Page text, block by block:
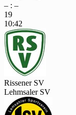
– : –
19
10:42
Rissener SV
Lehmsaler SV